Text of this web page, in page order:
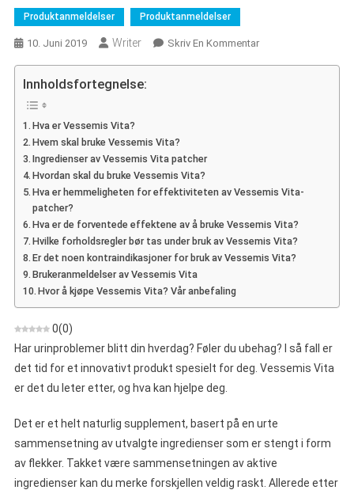
Produktanmeldelser Produktanmeldelser
10. Juni 2019 Writer Skriv En KommentarOn
Innholdsfortegnelse:
Hva er Vessemis Vita?
Hvem skal bruke Vessemis Vita?
Ingredienser av Vessemis Vita patcher
Hvordan skal du bruke Vessemis Vita?
Hva er hemmeligheten for effektiviteten av Vessemis Vita-
patcher?
Hva er de forventede effektene av å bruke Vessemis Vita?
Hvilke forholdsregler bør tas under bruk av Vessemis Vita?
Er det noen kontraindikasjoner for bruk av Vessemis Vita?
Brukeranmeldelser av Vessemis Vita
Hvor å kjøpe Vessemis Vita? Vår anbefaling
0(0)
Har urinproblemer blitt din hverdag? Føler du ubehag? I så fall er
det tid for et innovativt produkt spesielt for deg. Vessemis Vita
er det du leter etter, og hva kan hjelpe deg.
Det er et helt naturlig supplement, basert på en urte
sammensetning av utvalgte ingredienser som er stengt i form
av flekker. Takket være sammensetningen av aktive
ingredienser kan du merke forskjellen veldig raskt. Allerede etter